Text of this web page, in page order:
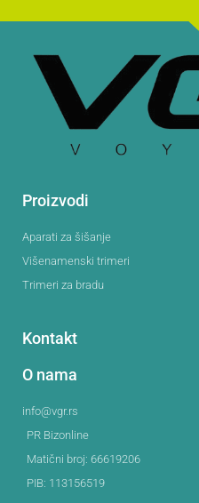
Proizvodi
Aparati za šišanje
Višenamenski trimeri
Trimeri za bradu
Kontakt
O nama
info@vgr.rs
PR Bizonline
Matični broj: 66619206
PIB: 113156519